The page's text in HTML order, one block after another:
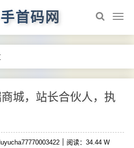
首码网
城，站长合伙人，执
阅读：34.44 W